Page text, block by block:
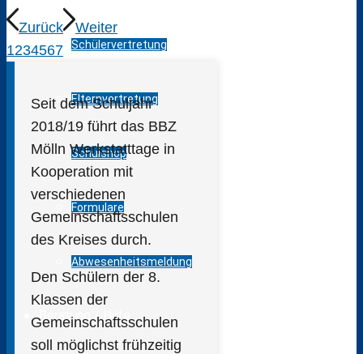
Schülervertretung
Elternvertretung
Schulshop
Formulare
Abwesenheitsmeldung
Beratung / Hilfe
Zurück
Weiter
1234567
Seit dem Schuljahr
2018/19 führt das BBZ
Mölln Werkstatttage in
Kooperation mit
verschiedenen
Gemeinschaftsschulen
des Kreises durch.
Den Schülern der 8.
Klassen der
Gemeinschaftsschulen
soll möglichst frühzeitig